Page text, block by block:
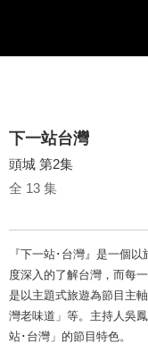
下一站台灣
頭城 第2集
全 13 集
『下一站･台灣』是一個
度深入的了解台灣，而每
是以主題式旅遊為節目主
灣老味道」等。主持人吳
站･台灣」的節目特色。